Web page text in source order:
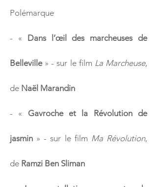
Polémarque
- « Dans l’œil des marcheuses de
Belleville» - sur le film La Marcheuse,
de Naël Marandin
- « Gavroche et la Révolution de
jasmin » - sur le film Ma Révolution,
de Ramzi Ben Sliman